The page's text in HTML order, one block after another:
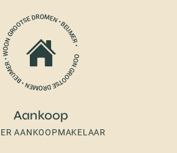
Aankoop
AANKOOPMAKELAAR